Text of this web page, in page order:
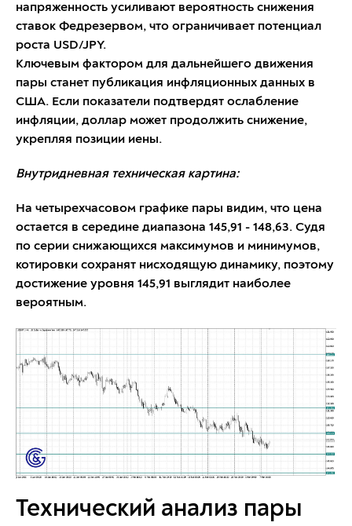
напряженность усиливают вероятность снижения
ставок Федрезервом, что ограничивает потенциал
роста USD/JPY.
Ключевым фактором для дальнейшего движения
пары станет публикация инфляционных данных в
США. Если показатели подтвердят ослабление
инфляции, доллар может продолжить снижение,
укрепляя позиции иены.
Внутридневная техническая картина:
На четырехчасовом графике пары видим, что цена
остается в середине диапазона 145,91 - 148,63. Судя
по серии снижающихся максимумов и минимумов,
котировки сохранят нисходящую динамику, поэтому
достижение уровня 145,91 выглядит наиболее
вероятным.
Технический анализ пары